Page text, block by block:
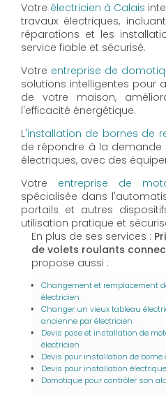
Votre électricien à Calais
travaux électriques,
réparations et les
service fiable et sécurisé.
Votre entreprise de
solutions intelligentes pour
de votre maison,
l'efficacité énergétique.
L'installation de bornes de
de répondre à la demande
électriques, avec des
Votre entreprise de
spécialisée dans
portails et autres
utilisation pratique et
En plus de ses services :
de volets roulants
propose aussi :
Changement et remplacement
électricien
Changer un vieux tableau
ancienne par électricien
Devis pose et installation de
électricien
Devis pour installation de borne
Devis pour installation
Domotique pour contrôler son